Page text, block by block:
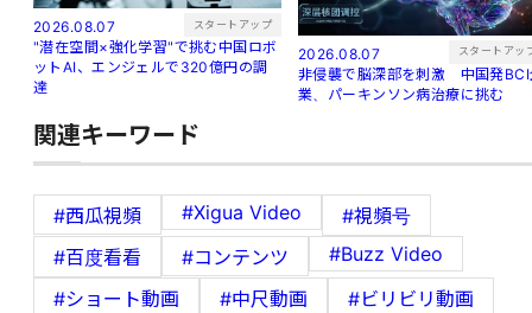
2026.08.07 スタートアップ
"潜在空間×強化学習"で挑む中国ロボ
ットAI、エンジェルで320億円の調
達
2026.08.07 スタートアッ
非侵襲で脳深部を刺激 中国発BCI
業、パーキンソン病治療に挑む
関連キーワード
#西瓜視頻 #Xigua Video
#視頻号
#百度看看
#コンテンツ
#Buzz Video
#ショート動画
#中尺動画
#ビリビリ動画